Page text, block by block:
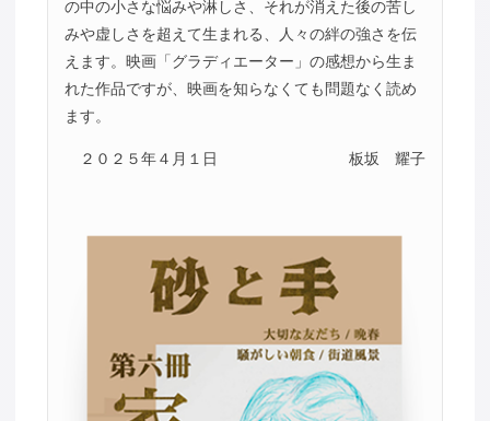
の中の小さな悩みや淋しさ、それが消えた後の苦し
みや虚しさを超えて生まれる、人々の絆の強さを伝
えます。映画「グラディエーター」の感想から生ま
れた作品ですが、映画を知らなくても問題なく読め
ます。
２０２５年４月１日 板坂 耀子